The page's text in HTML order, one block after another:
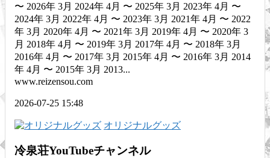
〜 2026年 3月 2024年 4月 〜 2025年 3月 2023年 4月 〜
2024年 3月 2022年 4月 〜 2023年 3月 2021年 4月 〜 2022
年 3月 2020年 4月 〜 2021年 3月 2019年 4月 〜 2020年 3
月 2018年 4月 〜 2019年 3月 2017年 4月 〜 2018年 3月
2016年 4月 〜 2017年 3月 2015年 4月 〜 2016年 3月 2014
年 4月 〜 2015年 3月 2013...
www.reizensou.com
2026-07-25 15:48
オリジナルグッズ
冷泉荘YouTubeチャンネル